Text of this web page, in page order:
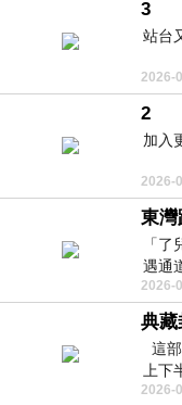
3
站台
2026-
2
加入
2026-
東灣
「
遇通
細賞
2026-
典藏
這
上
景影
2026-